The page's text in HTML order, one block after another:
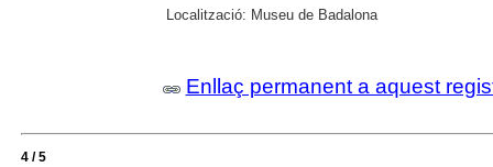
Localització: Museu de Badalona
Enllaç permanent a aquest
4 / 5